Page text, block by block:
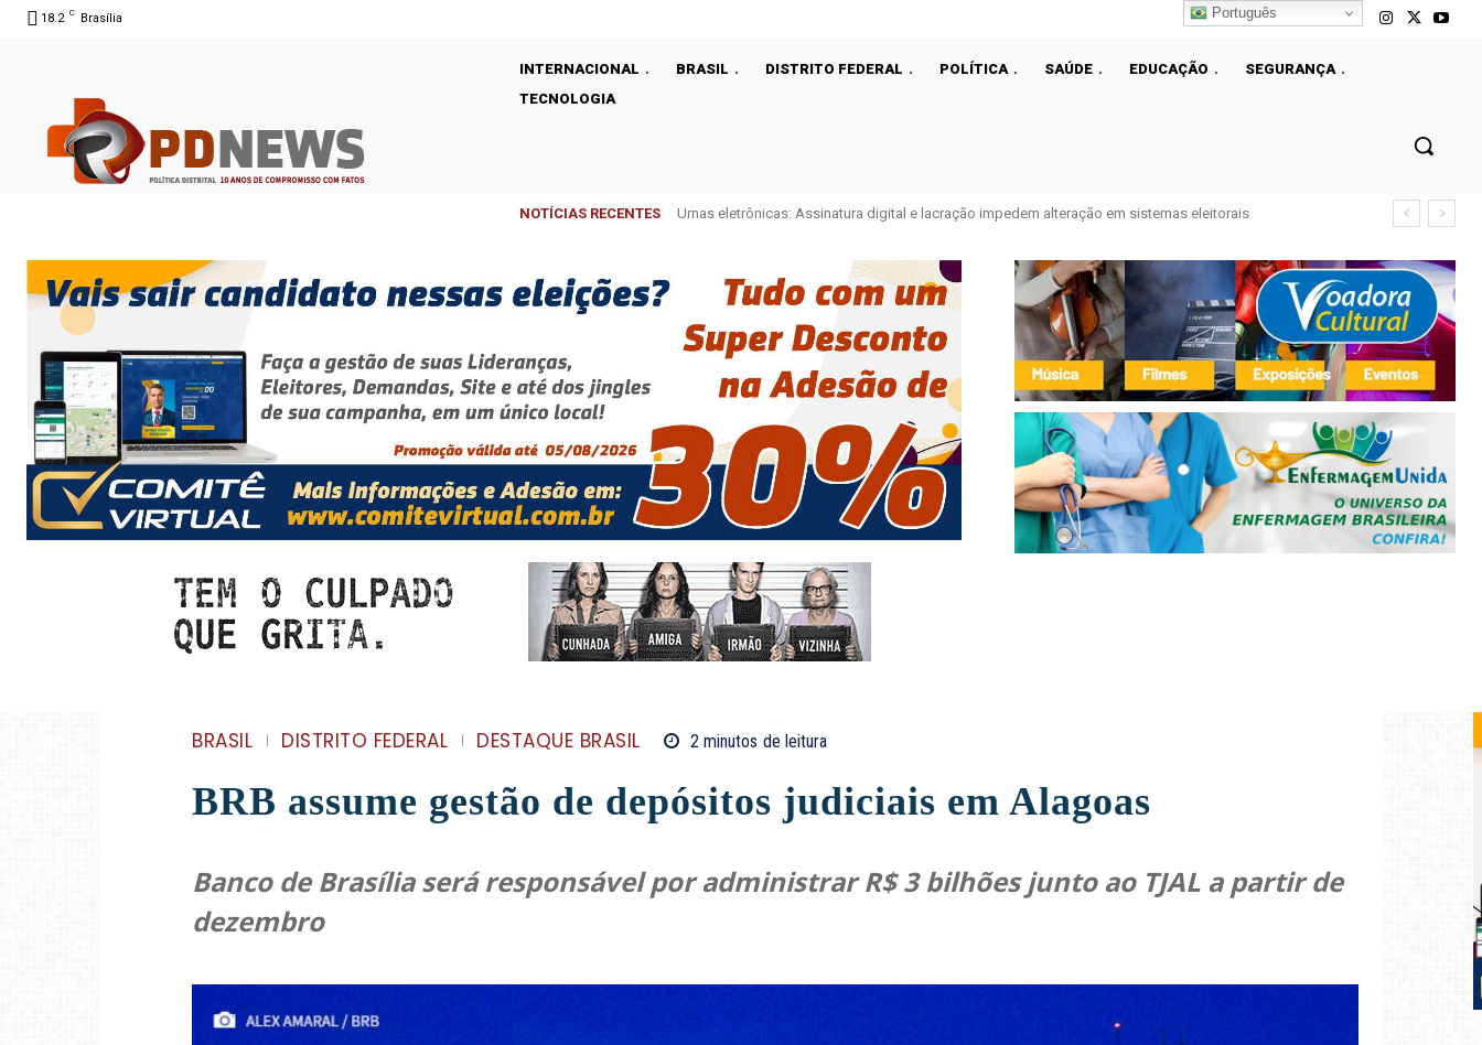
18.2 C Brasília
INTERNACIONAL BRASIL DISTRITO FEDERAL POLÍTICA SAÚDE EDUCAÇÃO
SEGURANÇA
TECNOLOGIA
NOTÍCIAS RECENTES Urnas eletrônicas: Assinatura digital e lacração impedem alteração em sistemas eleitorais
BRASIL DISTRITO FEDERAL DESTAQUE BRASIL 2 minutos de leitura
BRB assume gestão de depósitos judiciais em Alagoas
Banco de Brasília será responsável por administrar R$ 3 bilhões junto ao TJAL a partir de
dezembro
Português